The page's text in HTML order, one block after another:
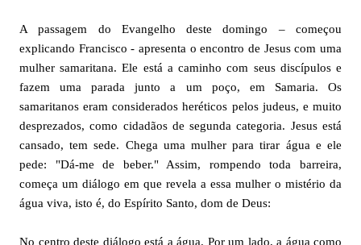
A passagem do Evangelho deste domingo – começou
explicando Francisco - apresenta o encontro de Jesus com uma
mulher samaritana. Ele está a caminho com seus discípulos e
fazem uma parada junto a um poço, em Samaria. Os
samaritanos eram considerados heréticos pelos judeus, e muito
desprezados, como cidadãos de segunda categoria. Jesus está
cansado, tem sede. Chega uma mulher para tirar água e ele
pede: "Dá-me de beber." Assim, rompendo toda barreira,
começa um diálogo em que revela a essa mulher o mistério da
água viva, isto é, do Espírito Santo, dom de Deus:
No centro deste diálogo está a água. Por um lado, a água como